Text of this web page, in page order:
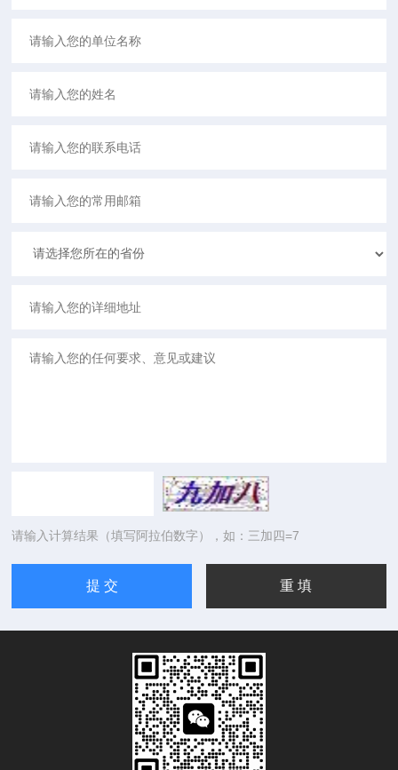
请输入计算结果（填写阿拉伯数字），如：三加四=7